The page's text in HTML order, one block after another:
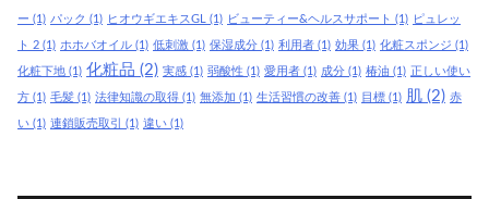
ー (1) パック (1) ヒオウギエキスGL (1) ビューティー&ヘルスサポート (1) ピュレッ
ト 2 (1) ホホバオイル (1) 低刺激 (1) 保湿成分 (1) 利用者 (1) 効果 (1) 化粧スポンジ (1)
化粧下地 (1) 化粧品 (2) 実感 (1) 弱酸性 (1) 愛用者 (1) 成分 (1) 椿油 (1) 正しい使い
方 (1) 毛髪 (1) 法律知識の取得 (1) 無添加 (1) 生活習慣の改善 (1) 目標 (1) 肌 (2) 赤
い (1) 連鎖販売取引 (1) 違い (1)